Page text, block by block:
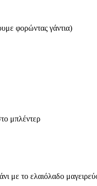
φορώντας γάντια)
μπλέντερ
με το ελαιόλαδο